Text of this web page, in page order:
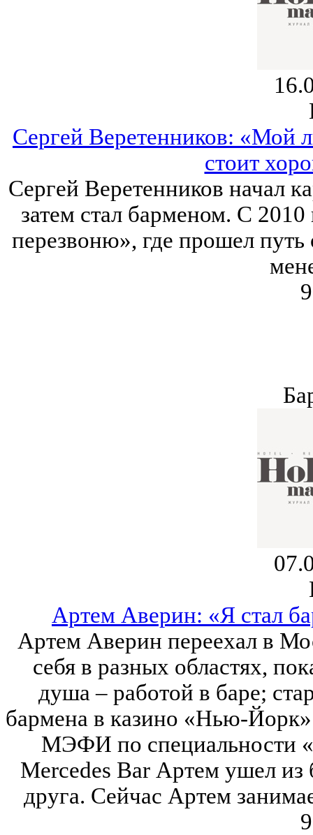
Сергей Веретенников: «Мой
стоит
Сергей Веретенников начал
затем стал барменом. С 2010
перезвоню», где прошел
Артем Аверин: «Я стал
Артем Аверин переехал в
себя в разных областях,
душа – работой в баре;
бармена в казино «Нью-
МЭФИ по специальности
Mercedes Bar Артем ушел
друга. Сейчас Артем